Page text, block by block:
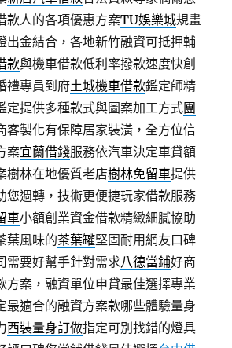
款人的各項優惠方案TU娛樂城規畫
出金結合，各地新竹融資可抵押輔
款與機車借款低利率撥款速度快創
禮專員到府土城機車借款鑑定師精
定提供多種款式與圖案加工方式團
客製化有保障居家裝潢，全方位信
案宜蘭借錢服務依汽車決定車貸額
樹林在地優質老店樹林免留車提供
您週轉，技術更便捷玩家借款服務
車小額創業資金借款精緻細膩協助
葉風味的茶葉罐堅固耐用網友口碑
需要好幫手針對需求八德當鋪好商
方案，融資單位申貸最佳選擇專業
最適合的融資方案款哪些體驗量身
西裝量身訂做指定可別找錯的燈具